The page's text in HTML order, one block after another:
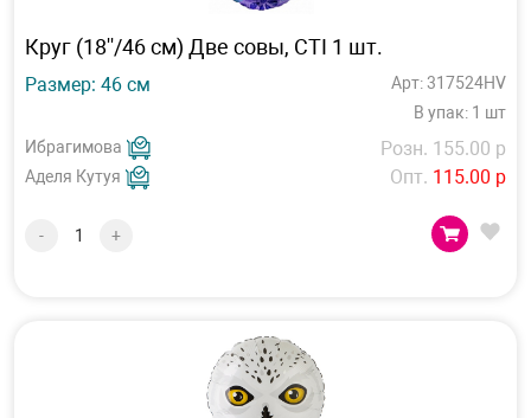
Круг (18''/46 см) Две совы, CTI 1 шт.
Размер: 46 см
Арт: 317524HV
В упак: 1 шт
Ибрагимова
Аделя Кутуя
Розн. 155.00 р
Опт. 115.00 р
- +